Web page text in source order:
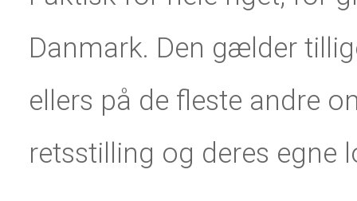
Danmark. Den gælder
ellers på de fleste andre
retsstilling og deres egne